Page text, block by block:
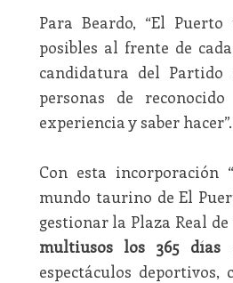
Para Beardo, “El
posibles al frente de
candidatura del
personas de
experiencia y saber hacer”.
Con esta incorporación
mundo taurino de El
gestionar la Plaza Real
multiusos los 365 días
espectáculos